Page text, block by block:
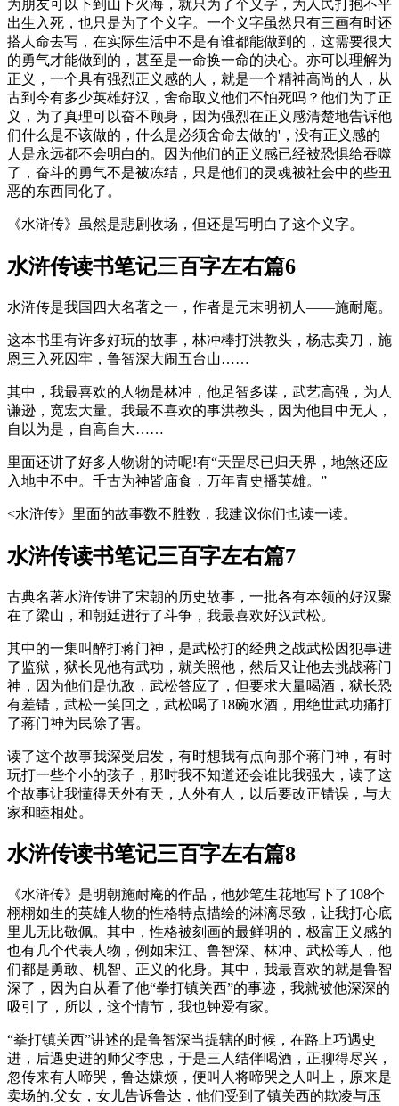
为朋友可以下到山下火海，就只为了个义字，为人民打抱不平
出生入死，也只是为了个义字。一个义字虽然只有三画有时还
搭人命去写，在实际生活中不是有谁都能做到的，这需要很大
的勇气才能做到的，甚至是一命换一命的决心。亦可以理解为
正义，一个具有强烈正义感的人，就是一个精神高尚的人，从
古到今有多少英雄好汉，舍命取义他们不怕死吗？他们为了正
义，为了真理可以奋不顾身，因为强烈在正义感清楚地告诉他
们什么是不该做的，什么是必须舍命去做的'，没有正义感的
人是永远都不会明白的。因为他们的正义感已经被恐惧给吞噬
了，奋斗的勇气不是被冻结，只是他们的灵魂被社会中的些丑
恶的东西同化了。
《水浒传》虽然是悲剧收场，但还是写明白了这个义字。
水浒传读书笔记三百字左右篇6
水浒传是我国四大名著之一，作者是元末明初人——施耐庵。
这本书里有许多好玩的故事，林冲棒打洪教头，杨志卖刀，施
恩三入死囚牢，鲁智深大闹五台山……
其中，我最喜欢的人物是林冲，他足智多谋，武艺高强，为人
谦逊，宽宏大量。我最不喜欢的事洪教头，因为他目中无人，
自以为是，自高自大……
里面还讲了好多人物谢的诗呢!有“天罡尽已归天界，地煞还应
入地中不中。千古为神皆庙食，万年青史播英雄。”
<水浒传》里面的故事数不胜数，我建议你们也读一读。
水浒传读书笔记三百字左右篇7
古典名著水浒传讲了宋朝的历史故事，一批各有本领的好汉聚
在了梁山，和朝廷进行了斗争，我最喜欢好汉武松。
其中的一集叫醉打蒋门神，是武松打的经典之战武松因犯事进
了监狱，狱长见他有武功，就关照他，然后又让他去挑战蒋门
神，因为他们是仇敌，武松答应了，但要求大量喝酒，狱长恐
有差错，武松一笑回之，武松喝了18碗水酒，用绝世武功痛打
了蒋门神为民除了害。
读了这个故事我深受启发，有时想我有点向那个蒋门神，有时
玩打一些个小的孩子，那时我不知道还会谁比我强大，读了这
个故事让我懂得天外有天，人外有人，以后要改正错误，与大
家和睦相处。
水浒传读书笔记三百字左右篇8
《水浒传》是明朝施耐庵的作品，他妙笔生花地写下了108个
栩栩如生的英雄人物的性格特点描绘的淋漓尽致，让我打心底
里儿无比敬佩。其中，性格被刻画的最鲜明的，极富正义感的
也有几个代表人物，例如宋江、鲁智深、林冲、武松等人，他
们都是勇敢、机智、正义的化身。其中，我最喜欢的就是鲁智
深了，因为自从看了他“拳打镇关西”的事迹，我就被他深深的
吸引了，所以，这个情节，我也钟爱有家。
“拳打镇关西”讲述的是鲁智深当提辖的时候，在路上巧遇史
进，后遇史进的师父李忠，于是三人结伴喝酒，正聊得尽兴，
忽传来有人啼哭，鲁达嫌烦，便叫人将啼哭之人叫上，原来是
卖场的.父女，女儿告诉鲁达，他们受到了镇关西的欺凌与压